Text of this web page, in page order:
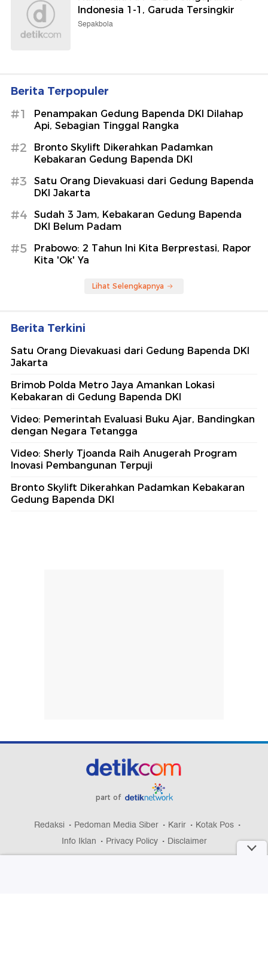
Indonesia 1-1, Garuda Tersingkir
Sepakbola
Berita Terpopuler
#1
Penampakan Gedung Bapenda DKI Dilahap
Api, Sebagian Tinggal Rangka
#2
Bronto Skylift Dikerahkan Padamkan
Kebakaran Gedung Bapenda DKI
#3
Satu Orang Dievakuasi dari Gedung Bapenda
DKI Jakarta
#4
Sudah 3 Jam, Kebakaran Gedung Bapenda
DKI Belum Padam
#5
Prabowo: 2 Tahun Ini Kita Berprestasi, Rapor
Kita 'Ok' Ya
Lihat Selengkapnya
Berita Terkini
Satu Orang Dievakuasi dari Gedung Bapenda DKI
Jakarta
Brimob Polda Metro Jaya Amankan Lokasi
Kebakaran di Gedung Bapenda DKI
Video: Pemerintah Evaluasi Buku Ajar, Bandingkan
dengan Negara Tetangga
Video: Sherly Tjoanda Raih Anugerah Program
Inovasi Pembangunan Terpuji
Bronto Skylift Dikerahkan Padamkan Kebakaran
Gedung Bapenda DKI
part of
Redaksi Pedoman Media Siber Karir
Kotak Pos
Info Iklan
Privacy Policy Disclaimer